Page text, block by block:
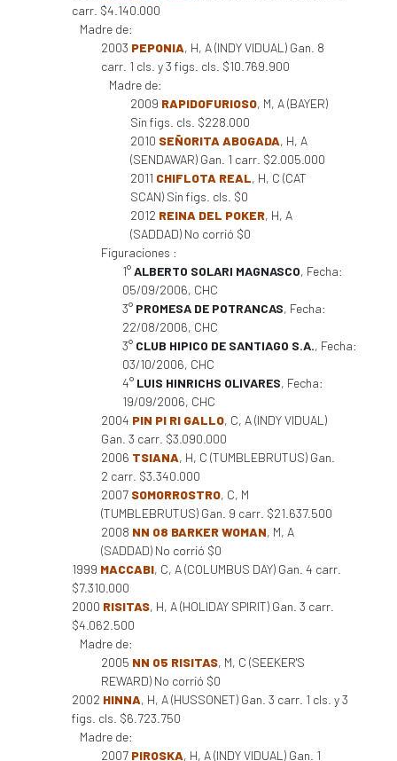
carr. $4.140.000
Madre de:
2003 PEPONIA, H, A (INDY VIDUAL) Gan. 8
carr. 1 cls. y 3 figs. cls. $10.769.900
Madre de:
2009 RAPIDOFURIOSO, M, A (BAYER)
Sin figs. cls. $228.000
2010 SEÑORITA ABOGADA, H, A
(SENDAWAR) Gan. 1 carr. $2.005.000
2011 CHIFLOTA REAL, H, C (CAT
SCAN) Sin figs. cls. $0
2012 REINA DEL POKER, H, A
(SADDAD) No corrió $0
Figuraciones :
1°ALBERTO SOLARI MAGNASCO, Fecha:
05/09/2006, CHC
3° PROMESA DE POTRANCAS, Fecha:
22/08/2006, CHC
3° CLUB HIPICO DE SANTIAGO S.A., Fecha:
03/10/2006, CHC
4° LUIS HINRICHS OLIVARES, Fecha:
19/09/2006, CHC
2004 PIN PI RI GALLO, C, A (INDY VIDUAL)
Gan. 3 carr. $3.090.000
2006 TSIANA, H, C (TUMBLEBRUTUS) Gan.
2 carr. $3.340.000
2007 SOMORROSTRO, C, M
(TUMBLEBRUTUS) Gan. 9 carr. $21.637.500
2008 NN 08 BARKER WOMAN, M, A
(SADDAD) No corrió $0
1999 MACCABI, C, A (COLUMBUS DAY) Gan. 4 carr.
$7.310.000
2000 RISITAS, H, A (HOLIDAY SPIRIT) Gan. 3 carr.
$4.062.500
Madre de:
2005 NN 05 RISITAS, M, C (SEEKER'S
REWARD) No corrió $0
2002 HINNA, H, A (HUSSONET) Gan. 3 carr. 1 cls. y 3
figs. cls. $6.723.750
Madre de:
2007 PIROSKA, H, A (INDY VIDUAL) Gan. 1